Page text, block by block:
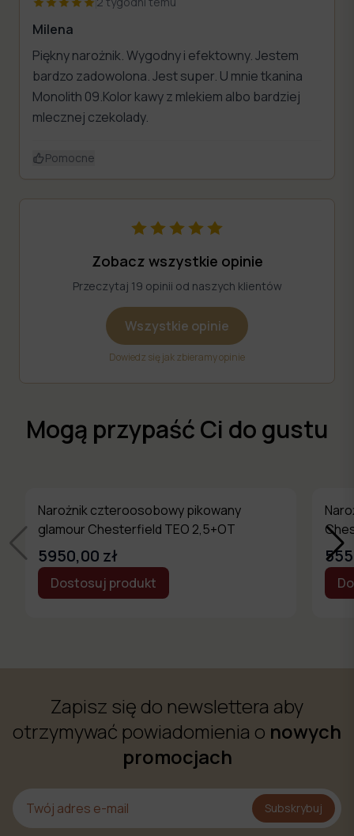
Milena
Piękny narożnik. Wygodny i efektowny. Jestem
bardzo zadowolona. Jest super. U mnie tkanina
Monolith 09.Kolor kawy z mlekiem albo bardziej
mlecznej czekolady.
Pomocne
Zobacz wszystkie opinie
Przeczytaj 19 opinii od naszych klientów
Wszystkie opinie
Dowiedz się jak zbieramy opinie
Mogą przypaść Ci do gustu
Narożnik czteroosobowy pikowany
glamour Chesterfield TEO 2,5+OT
5950,00 zł
Dostosuj produkt
Zapisz się do newslettera aby
otrzymywać powiadomienia o nowych
promocjach
Subskrybuj